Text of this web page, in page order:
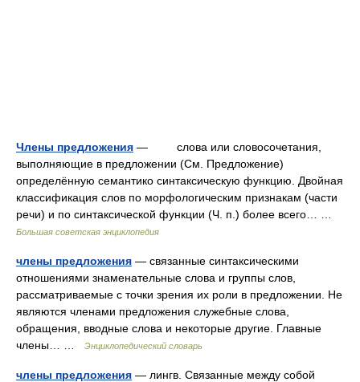
Члены предложения — слова или словосочетания,
выполняющие в предложении (См. Предложение)
определённую семантико синтаксическую функцию. Двойная
классификация слов по морфологическим признакам (части
речи) и по синтаксической функции (Ч. п.) более всего… …
Большая советская энциклопедия
члены предложения — связанные синтаксическими
отношениями знаменательные слова и группы слов,
рассматриваемые с точки зрения их роли в предложении. Не
являются членами предложения служебные слова,
обращения, вводные слова и некоторые другие. Главные
члены… …
Энциклопедический словарь
члены предложения — лингв. Связанные между собой